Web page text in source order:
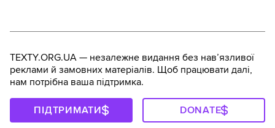
TEXTY.ORG.UA — незалежне видання без навʼязливої
реклами й замовних матеріалів. Щоб працювати далі,
нам потрібна ваша підтримка.
ПІДТРИМАТИ DONATE